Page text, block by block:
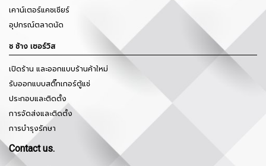
เคาน์เตอร์แคชเชียร์
อุปกรณ์ตลาดนัด
ช ช้าง เซอร์วิส
เปิดร้าน และออกแบบร้านค้าใหม่
รับออกแบบสติ๊กเกอร์ตู้แช่
ประกอบและติดตั้ง
การจัดส่งและติดตั้ง
การบำรุงรักษา
Contact us.